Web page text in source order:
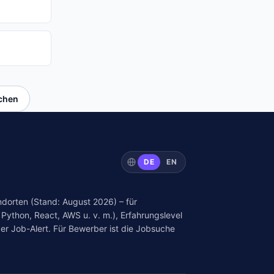
DE EN
(Stand: August 2026) – für
React, AWS u. v. m.), Erfahrungslevel
Job-Alert. Für Bewerber ist die Jobsuche